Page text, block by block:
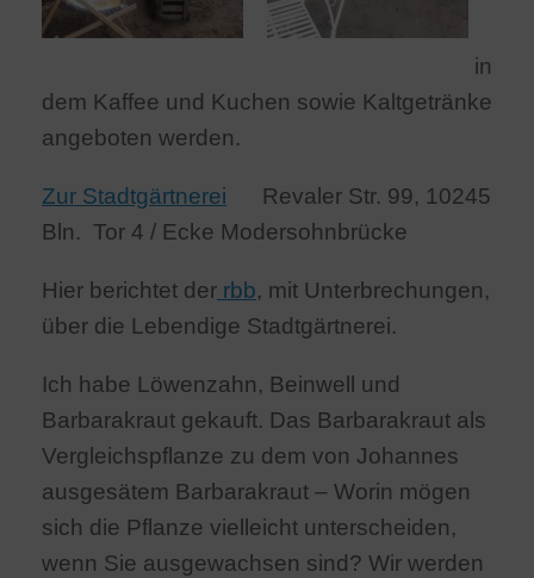
in
dem Kaffee und Kuchen sowie Kaltgetränke
angeboten werden.
Zur Stadtgärtnerei Revaler Str. 99, 10245
Bln. Tor 4 / Ecke Modersohnbrücke
Hier berichtet der rbb, mit Unterbrechungen,
über die Lebendige Stadtgärtnerei.
Ich habe Löwenzahn, Beinwell und
Barbarakraut gekauft. Das Barbarakraut als
Vergleichspflanze zu dem von Johannes
ausgesätem Barbarakraut – Worin mögen
sich die Pflanze vielleicht unterscheiden,
wenn Sie ausgewachsen sind? Wir werden